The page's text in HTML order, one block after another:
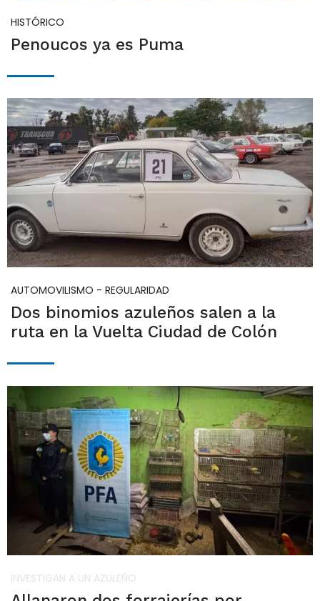
HISTÓRICO
Penoucos ya es Puma
AUTOMOVILISMO - REGULARIDAD
Dos binomios azuleños salen a la
ruta en la Vuelta Ciudad de Colón
INVESTIGAN A UN AZULEÑO